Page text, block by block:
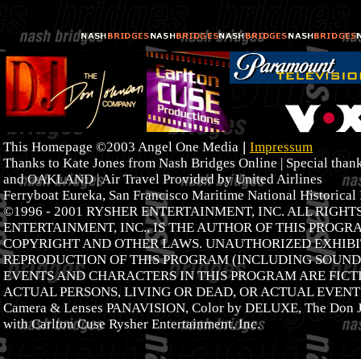
This Homepage ©2003 Angel One Media | Impressum
Thanks to Kate Jones from Nash Bridges Online | Special
and OAKLAND | Air Travel Provided by United Airlines
Ferryboat Eureka, San Francisco Maritime National Historical
©1996 - 2001 RYSHER ENTERTAINMENT, INC. ALL
ENTERTAINMENT, INC., IS THE AUTHOR OF THIS
COPYRIGHT AND OTHER LAWS. UNAUTHORIZED
REPRODUCTION OF THIS PROGRAM (INCLUDING
EVENTS AND CHARACTERS IN THIS PROGRAM ARE
ACTUAL PERSONS, LIVING OR DEAD, OR ACTUAL
Camera & Lenses PANAVISION, Color by DELUXE, The Don
with Carlton Cuse Rysher Entertainment, Inc.